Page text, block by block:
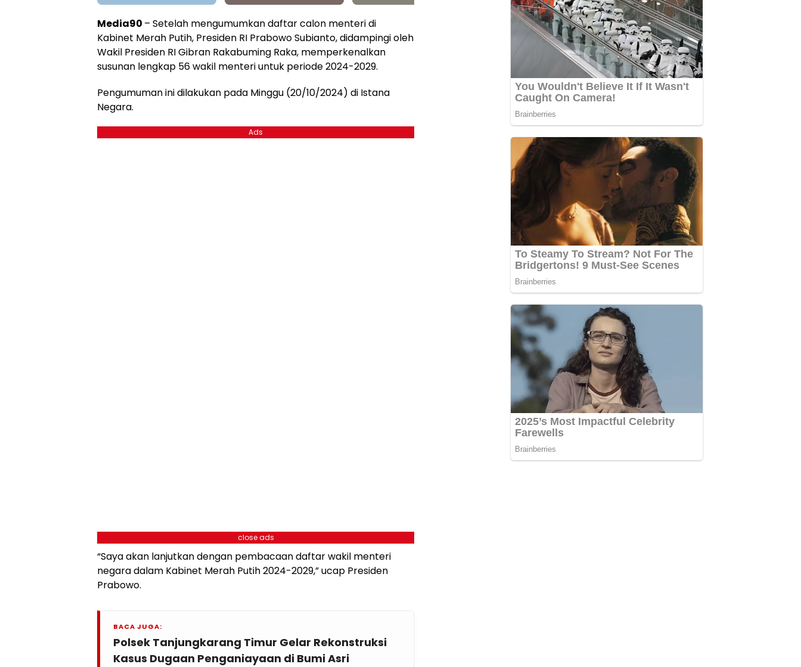
Media90 – Setelah mengumumkan daftar calon menteri di
Kabinet Merah Putih, Presiden RI Prabowo Subianto, didampingi oleh
Wakil Presiden RI Gibran Rakabuming Raka, memperkenalkan
susunan lengkap 56 wakil menteri untuk periode 2024-2029.
Pengumuman ini dilakukan pada Minggu (20/10/2024) di Istana
Negara.
Ads
close ads
“Saya akan lanjutkan dengan pembacaan daftar wakil menteri
negara dalam Kabinet Merah Putih 2024-2029,” ucap Presiden
Prabowo.
BACA JUGA:
Polsek Tanjungkarang Timur Gelar Rekonstruksi
Kasus Dugaan Penganiayaan di Bumi Asri